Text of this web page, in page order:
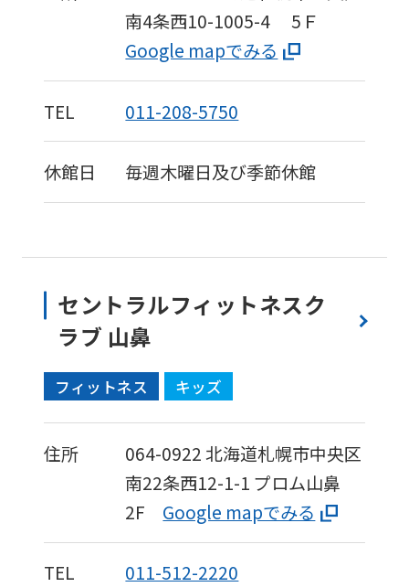
南4条西10-1005-4
5Ｆ
Google mapでみる
TEL 011-208-5750
休館日 毎週木曜日及び季節休館
セントラルフィットネスク
ラブ 山鼻
フィットネス キッズ
住所 064-0922北海道札幌市中央区
南22条西12-1-1 プロム山鼻
2F
Google mapでみる
TEL 011-512-2220